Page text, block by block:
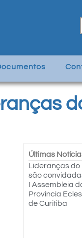
Últimas
Lideranças do
são
I Assembleia
Província
de Curitiba